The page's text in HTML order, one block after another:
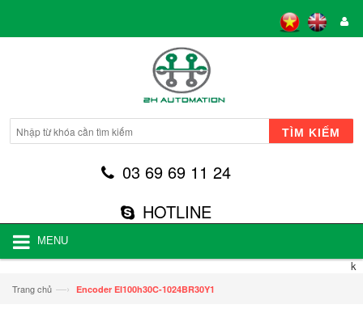
TÌM KIẾM
03 69 69 11 24
HOTLINE
MENU
k
Trang chủ —› Encoder EI100h30C-1024BR30Y1